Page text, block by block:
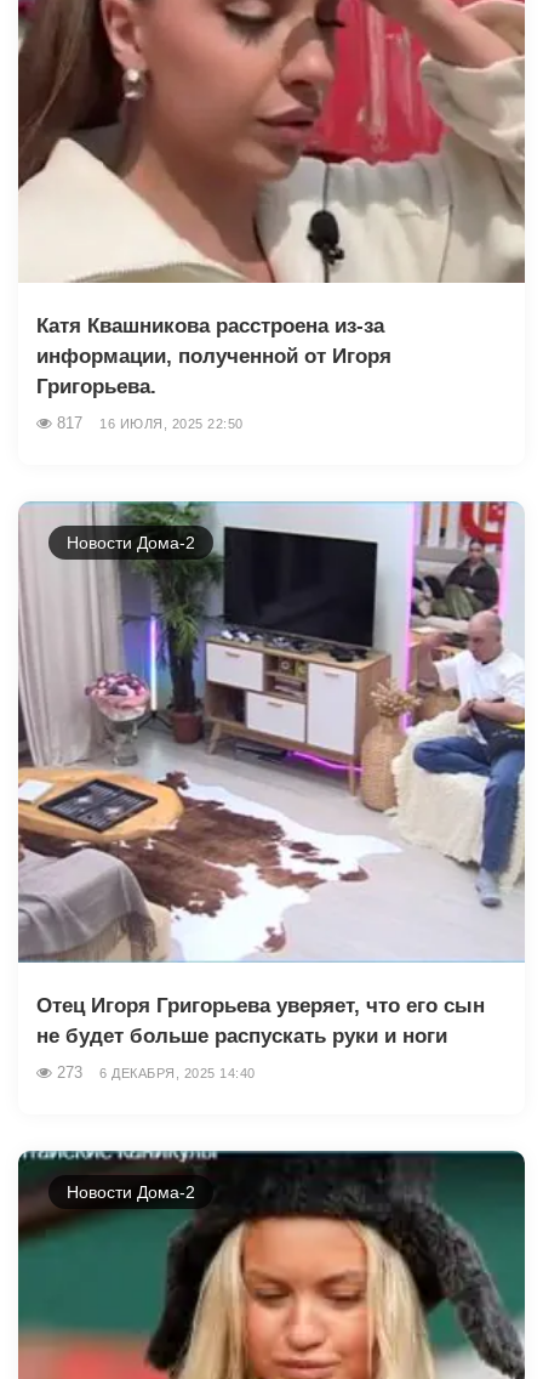
Катя Квашникова расстроена из-за
информации, полученной от Игоря
Григорьева.
817 16 ИЮЛЯ, 2025 22:50
Новости Дома-2
Отец Игоря Григорьева уверяет, что его сын
не будет больше распускать руки и ноги
273 6 ДЕКАБРЯ, 2025 14:40
Новости Дома-2